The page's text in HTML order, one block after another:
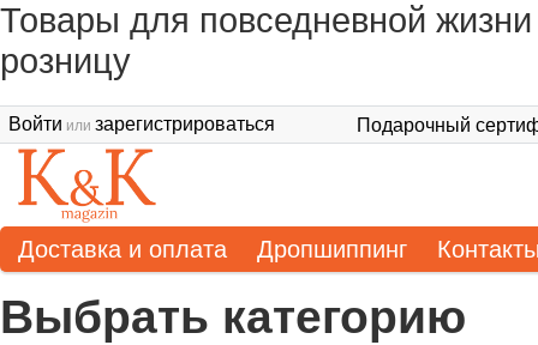
Товары для повседневной
розницу
Войти или зарегистрироваться Подарочный
Доставка и оплата Дропшиппинг
Выбрать категорию